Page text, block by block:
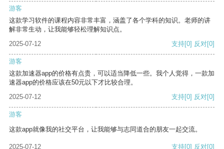
游客
这款学习软件的课程内容非常丰富，涵盖了各个学科的知识。老师的讲
解非常生动，让我能够轻松理解知识点。
2025-07-12
支持[0] 反对[0]
游客
这款加速器app的价格有点贵，可以适当降低一些。我个人觉得，一款加
速器app的价格应该在50元以下才比较合理。
2025-07-12
支持[0] 反对[0]
游客
这款app就像我的社交平台，让我能够与志同道合的朋友一起交流。
2025-07-12 支持[0] 反对[0]